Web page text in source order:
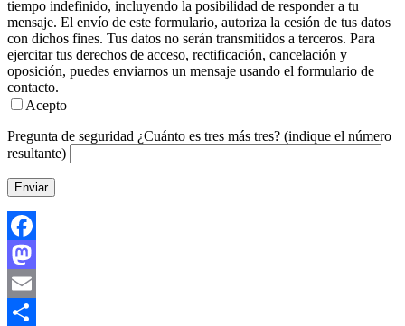
tiempo indefinido, incluyendo la posibilidad de responder a tu
mensaje. El envío de este formulario, autoriza la cesión de tus datos
con dichos fines. Tus datos no serán transmitidos a terceros. Para
ejercitar tus derechos de acceso, rectificación, cancelación y
oposición, puedes enviarnos un mensaje usando el formulario de
contacto.
Acepto
Pregunta de seguridad ¿Cuánto es tres más tres? (indique el número
resultante)
Facebook
Mastodon
Email